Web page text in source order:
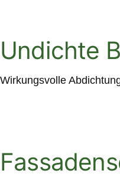
Undichte
Wirkungsvolle